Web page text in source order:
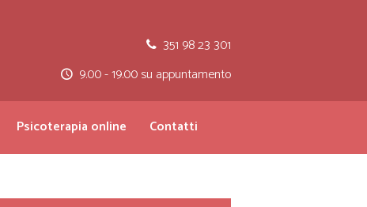
351 98 23 301
9.00 - 19.00 su appuntamento
Psicoterapia online Contatti